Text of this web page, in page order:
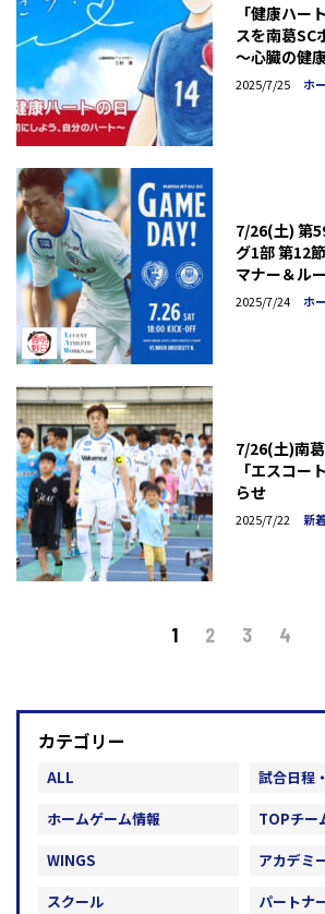
「健康ハー
スを南葛SC
～心臓の健
特別な一日
2025/7/25 ホ
7/26(土) 第
グ1部 第12
マナー＆ル
せ
2025/7/24 ホ
7/26(土)南
「エスコー
らせ
2025/7/22 新
1 2 3 4
カテゴリー
ALL
試合日程
ホームゲーム情報
TOPチー
WINGS
アカデミ
スクール
パートナ